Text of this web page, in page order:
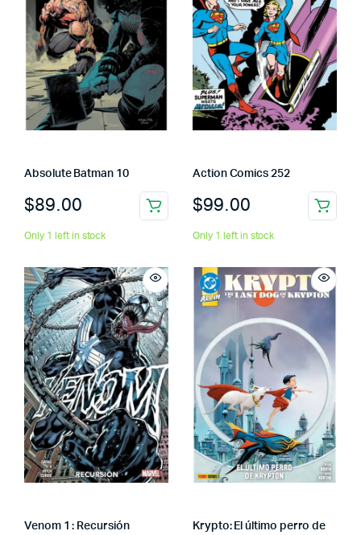
Absolute Batman 10
$89.00
Only 1 left in stock
Action Comics 252
$99.00
Only 1 left in stock
Venom 1 : Recursión
Krypto: El último perro de